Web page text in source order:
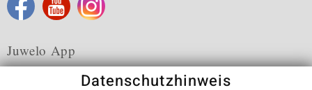
Juwelo App
Datenschutzhinweis